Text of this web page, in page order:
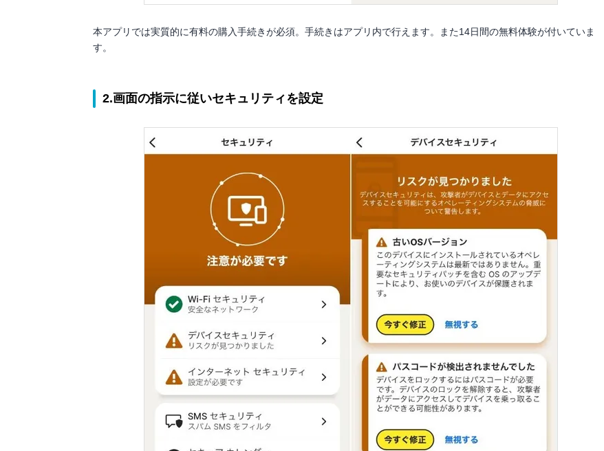
本アプリでは実質的に有料の購入手続きが必須。手続きはアプリ内で行えます。また14日間の無料体験が付いていま
す。
2.画面の指示に従いセキュリティを設定